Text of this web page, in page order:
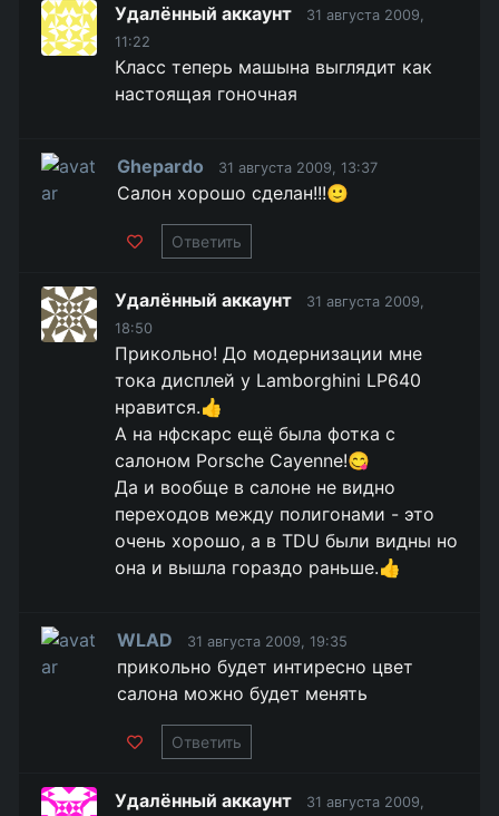
Удалённый аккаунт
31 августа 2009,
11:22
Класс теперь машына выглядит как
настоящая гоночная
Ghepardo 31 августа 2009, 13:37
Салон хорошо сделан!!!🙂
Ответить
Удалённый аккаунт
31 августа 2009,
18:50
Прикольно! До модернизации мне
тока дисплей у Lamborghini LP640
нравится.👍
А на нфскарс ещё была фотка с
салоном Porsche Cayenne!😋
Да и вообще в салоне не видно
переходов между полигонами - это
очень хорошо, а в TDU были видны но
она и вышла гораздо раньше.👍
WLAD 31 августа 2009, 19:35
прикольно будет интиресно цвет
салона можно будет менять
Ответить
Удалённый аккаунт
31 августа 2009,